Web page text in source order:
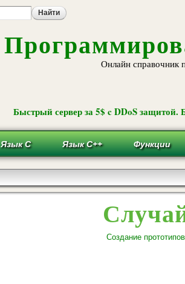
Онлайн справочник
Быстрый сервер за 5$ c DDoS защитой.
Язык С Язык С++ Функции
Создание